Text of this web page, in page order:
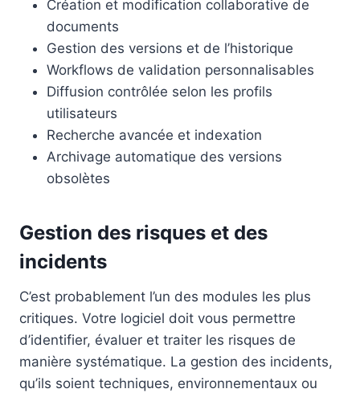
Création et modification collaborative de
documents
Gestion des versions et de l’historique
Workflows de validation personnalisables
Diffusion contrôlée selon les profils
utilisateurs
Recherche avancée et indexation
Archivage automatique des versions
obsolètes
Gestion des risques et des
incidents
C’est probablement l’un des modules les plus
critiques. Votre logiciel doit vous permettre
d’identifier, évaluer et traiter les risques de
manière systématique. La gestion des incidents,
qu’ils soient techniques, environnementaux ou